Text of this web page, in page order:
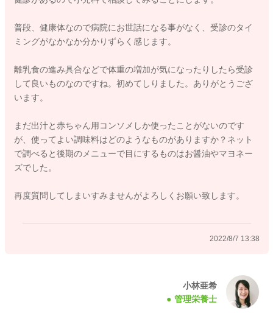
周りの環境を整える（おもちゃなどは片付けて、食事に集中で
大人と一緒に食卓を囲む
手づかみ食べ（自分で食べられることに喜びを感じるお子さん
また、食材として育児用ミルクを使用していただくことで、同
じ量でも食事から摂取できるエネルギー量が増えますよ。
以上、できるところから、試してみてください。
よろしくお願いします。
普段、健康体なので病院にお世話になる事がなく、受診のタイ
ミングがなかなか分かりずらく感じます。
離乳食の進み具合などで体重の増加が気になったりしたら受診
して良いものなのですね。初めてしりました。ありがとうござ
います。
まだ出汁と赤ちゃん用コンソメしか使ったことがないのです
が、使ってよい調味料はどのようなものがありますか？ネット
で調べると後期のメニューで目にするものはお醤油やマヨネー
ズでした。
再度質問してしまいすみませんがよろしくお願い致します。
2022/8/7 13:38
小林亜希
管理栄養士